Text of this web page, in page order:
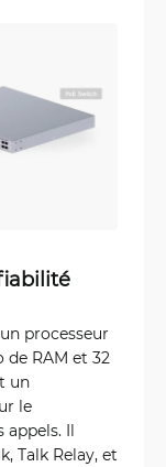
processeur
de RAM et 32
un
le
appels. Il
Talk Relay, et